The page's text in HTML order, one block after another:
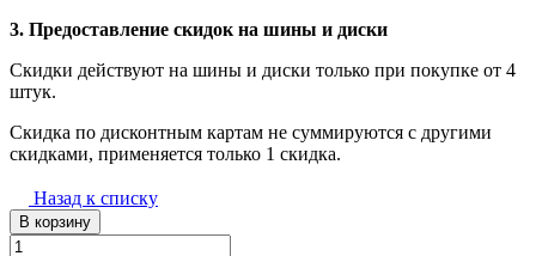
3. Предоставление скидок на шины и диски
Скидки действуют на шины и диски только при покупке от 4
штук.
Скидка по дисконтным картам не суммируются с другими
скидками, применяется только 1 скидка.
Назад к списку
В корзину